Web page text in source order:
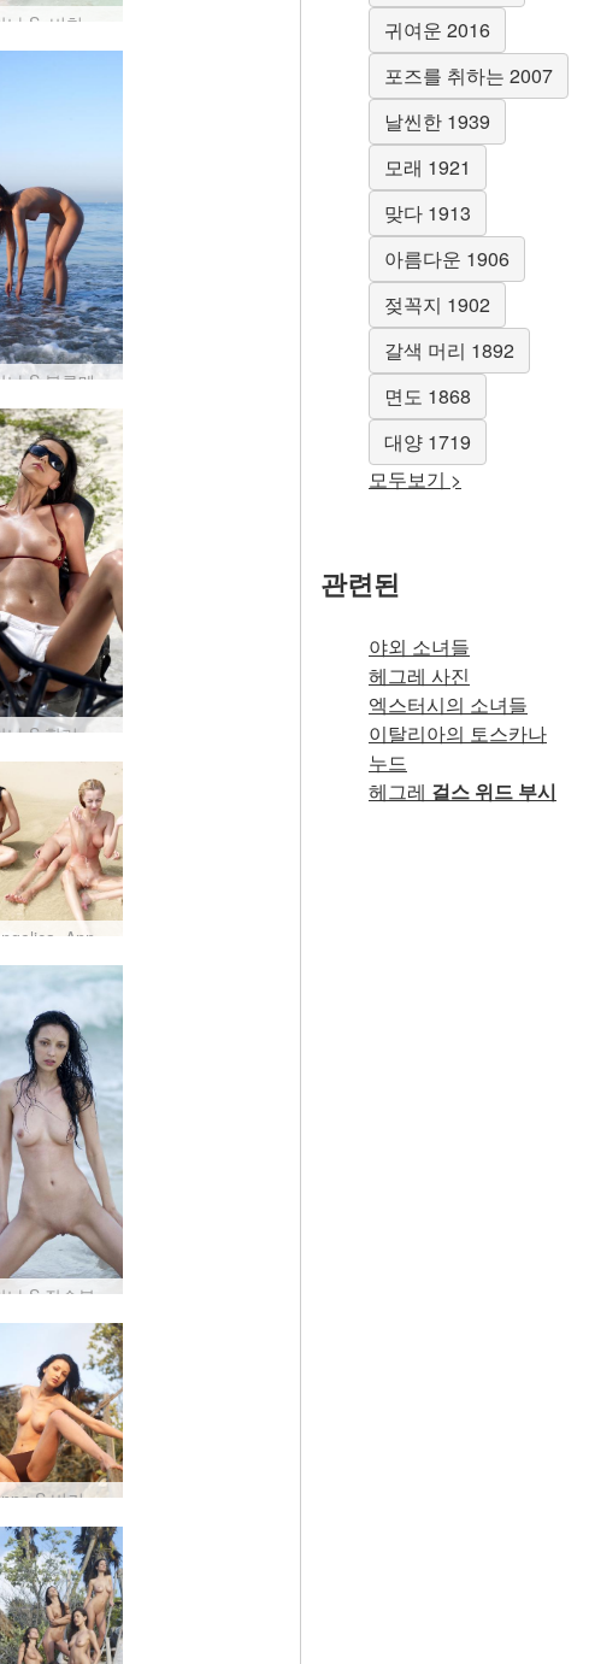
안나 S 블루메드 #26
안나 S 할리 데이비슨 #1
Anna S 비키니 선라이즈 #27
귀여운 2016
포즈를 취하는 2007
날씬한 1939
모래 1921
맞다 1913
아름다운 1906
젖꼭지 1902
갈색 머리 1892
면도 1868
대양 1719
모두보기 >
관련된
야외 소녀들
헤그레 사진
엑스터시의 소녀들
이탈리아의 토스카나
누드
헤그레 걸스 위드 부시